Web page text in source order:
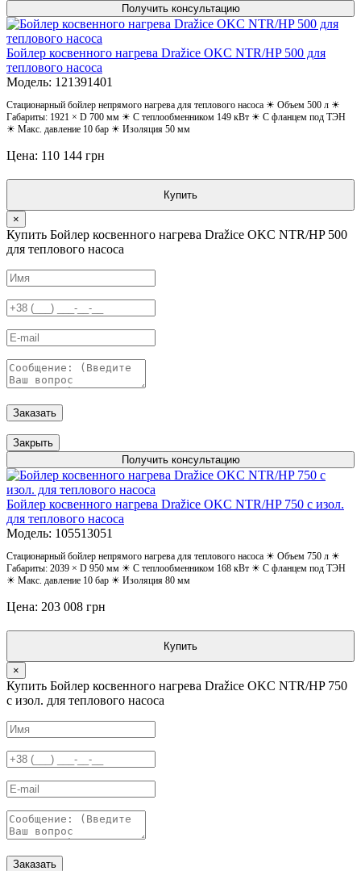
Получить консультацию
Бойлер косвенного нагрева Dražice OKC NTR/HP 500 для
теплового насоса
Модель: 121391401
Стационарный бойлер непрямого нагрева для теплового насоса ☀ Объем 500 л ☀
Габариты: 1921 × D 700 мм ☀ С теплообменником 149 кВт ☀ С фланцем под ТЭН
☀ Макс. давление 10 бар ☀ Изоляция 50 мм
Цена: 110 144 грн
Купить
×
Купить Бойлер косвенного нагрева Dražice OKC NTR/HP 500
для теплового насоса
Заказать
Закрыть
Получить консультацию
Бойлер косвенного нагрева Dražice OKC NTR/HP 750 с изол.
для теплового насоса
Модель: 105513051
Стационарный бойлер непрямого нагрева для теплового насоса ☀ Объем 750 л ☀
Габариты: 2039 × D 950 мм ☀ С теплообменником 168 кВт ☀ С фланцем под ТЭН
☀ Макс. давление 10 бар ☀ Изоляция 80 мм
Цена: 203 008 грн
Купить
×
Купить Бойлер косвенного нагрева Dražice OKC NTR/HP 750
с изол. для теплового насоса
Заказать